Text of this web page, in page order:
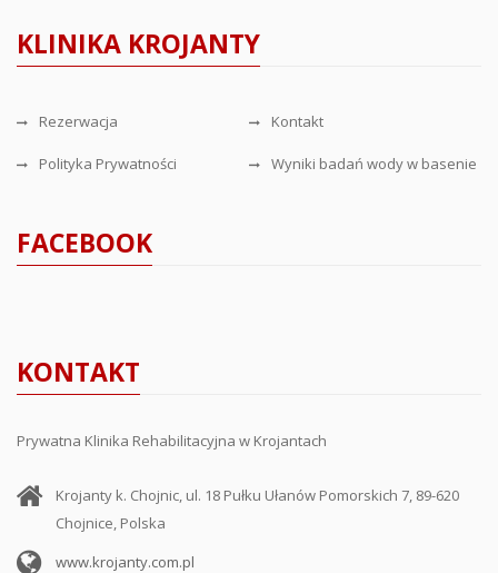
KLINIKA KROJANTY
Rezerwacja Kontakt
Polityka Prywatności Wyniki badań wody w basenie
FACEBOOK
KONTAKT
Prywatna Klinika Rehabilitacyjna w Krojantach
Krojanty k. Chojnic, ul. 18 Pułku Ułanów Pomorskich 7, 89-620
Chojnice, Polska
www.krojanty.com.pl